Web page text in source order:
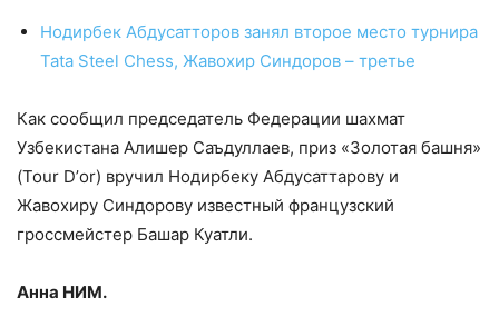
Нодирбек Абдусатторов занял второе место турнира
Tata Steel Chess, Жавохир Синдоров – третье
Как сообщил председатель Федерации шахмат
Узбекистана Алишер Саъдуллаев, приз «Золотая башня»
(Tour Dʼor) вручил Нодирбеку Абдусаттарову и
Жавохиру Синдорову известный французский
гроссмейстер Башар Куатли.
Анна НИМ.